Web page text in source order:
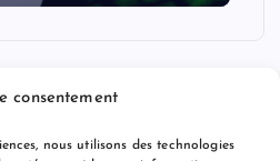
consentement
nous utilisons des technologies